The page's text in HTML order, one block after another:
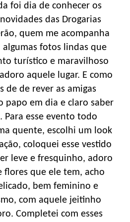
foi dia de conhecer os
das Drogarias
quem me acompanha
algumas fotos lindas que
turístico e maravilhoso
aquele lugar. E como
de de rever as amigas
papo em dia e claro saber
Para esse evento todo
quente, escolhi um look
coloquei esse vestido
leve e fresquinho, adoro
flores que ele tem, acho
bem feminino e
com aquele jeitinho
Completei com esses